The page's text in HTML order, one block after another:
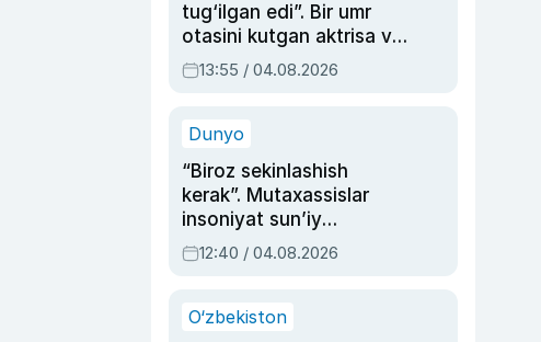
tug‘ilgan edi”. Bir umr
otasini kutgan aktrisa va
dublyaj ustasi Rimma
Ahmedovaning
13:55 / 04.08.2026
Dunyo
“Biroz sekinlashish
kerak”. Mutaxassislar
insoniyat sun’iy
intellektni boshqara
olmay qolishidan xavotir
12:40 / 04.08.2026
O‘zbekiston